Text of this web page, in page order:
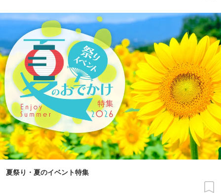
夏祭り・夏のイベント特集